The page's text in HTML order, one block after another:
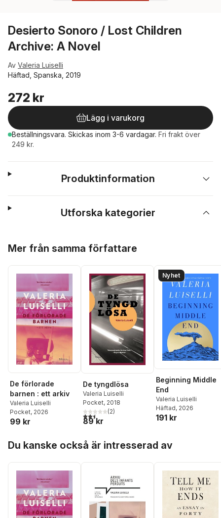
Desierto Sonoro / Lost Children
Archive: A Novel
Av Valeria Luiselli
Häftad, Spanska, 2019
272 kr
Lägg i varukorg
Beställningsvara. Skickas inom 3-6 vardagar. Fri frakt över
249 kr.
Produktinformation
Utforska kategorier
Mer från samma författare
De förlorade
barnen : ett arkiv
Valeria Luiselli
Pocket, 2026
99 kr
De tyngdlösa
Valeria Luiselli
Pocket, 2018
2,5utav 5 stjärnor. Totalt antal röster:
(2)
89 kr
Nyhet
Beginning Middle
End
Valeria Luiselli
Häftad, 2026
191 kr
Du kanske också är intresserad av